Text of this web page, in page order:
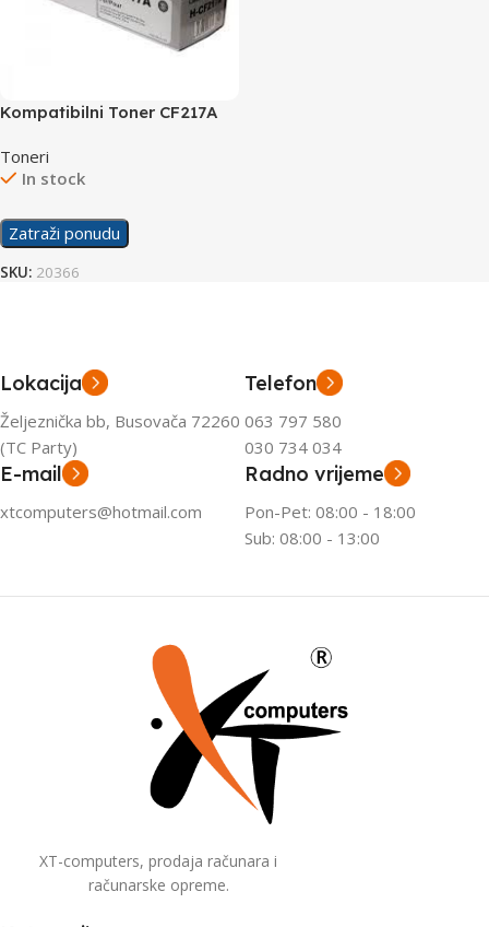
Kompatibilni Toner CF217A
Toneri
In stock
Zatraži ponudu
SKU: 20366
Lokacija
Željeznička bb, Busovača 72260
(TC Party)
Telefon
063 797 580
030 734 034
E-mail
xtcomputers@hotmail.com
Radno vrijeme
Pon-Pet: 08:00 - 18:00
Sub: 08:00 - 13:00
XT-computers, prodaja računara i
računarske opreme.